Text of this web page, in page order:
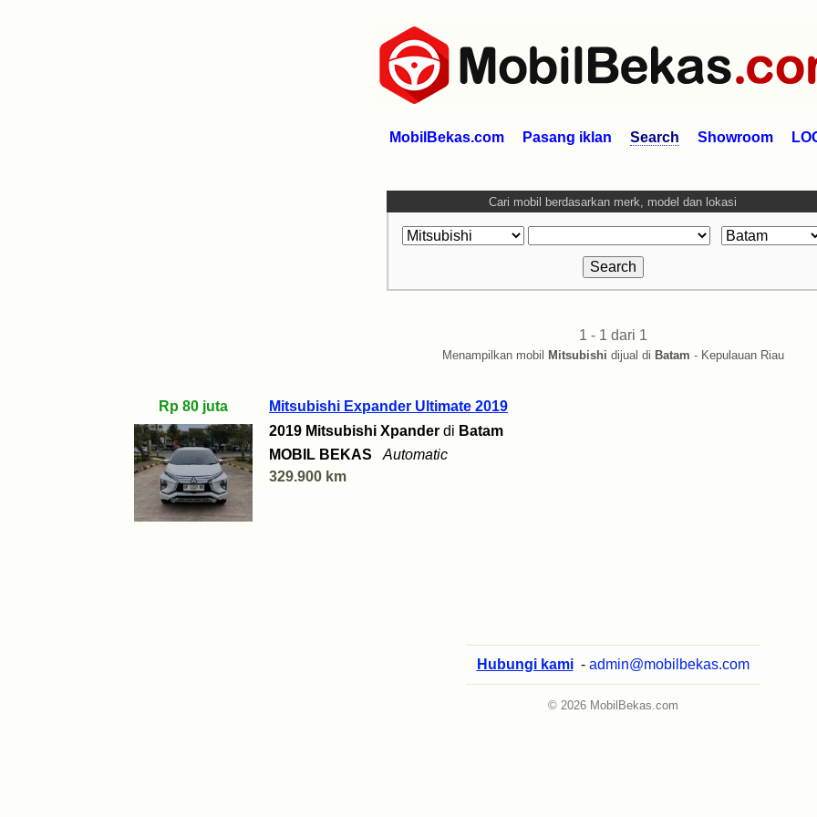
MobilBekas.com Pasang iklan Search Showroom
Cari mobil berdasarkan merk, model dan lokasi
1 - 1 dari 1
Menampilkan mobil Mitsubishi dijual di Batam - Kepulauan Riau
Rp 80 juta
Mitsubishi Expander Ultimate 2019
2019 Mitsubishi Xpander di Batam
MOBIL BEKAS
Automatic
329.900 km
Hubungi kami - admin@mobilbekas.com
© 2026 MobilBekas.com